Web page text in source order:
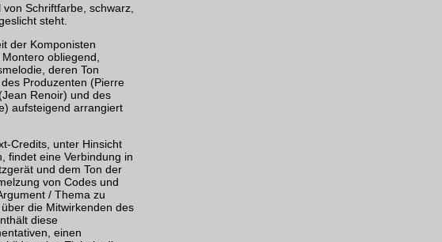
Schriftfarbe, schwarz,
steht.
der Komponisten
obliegend,
deren Ton
Produzenten (Pierre
Renoir) und des
aufsteigend arrangiert
Credits, unter Hinsicht
findet eine Verbindung in
und dem Ton der
von Codes und
/ Thema zu
die Mitwirkenden des
diese
einen